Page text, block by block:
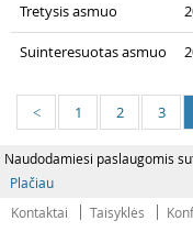
Naudodamiesi paslaugomis
Plačiau
Tretysis asmuo
Suinteresuotas asmuo
< 1 2 3
Kontaktai Taisyklės